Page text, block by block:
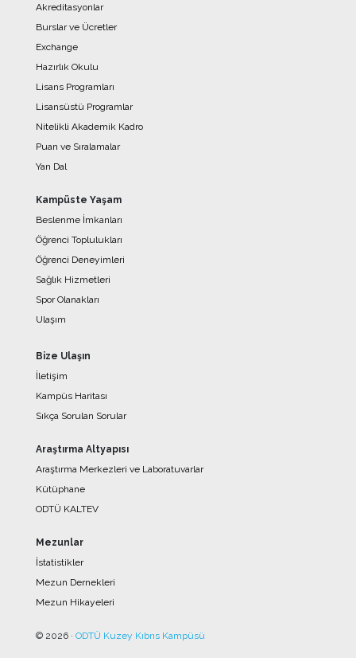
Akreditasyonlar
Burslar ve Ücretler
Exchange
Hazırlık Okulu
Lisans Programları
Lisansüstü Programlar
Nitelikli Akademik Kadro
Puan ve Sıralamalar
Yan Dal
Kampüste Yaşam
Beslenme İmkanları
Öğrenci Toplulukları
Öğrenci Deneyimleri
Sağlık Hizmetleri
Spor Olanakları
Ulaşım
Bize Ulaşın
İletişim
Kampüs Haritası
Sıkça Sorulan Sorular
Araştırma Altyapısı
Araştırma Merkezleri ve Laboratuvarlar
Kütüphane
ODTÜ KALTEV
Mezunlar
İstatistikler
Mezun Dernekleri
Mezun Hikayeleri
© 2026 · ODTÜ Kuzey Kıbrıs Kampüsü